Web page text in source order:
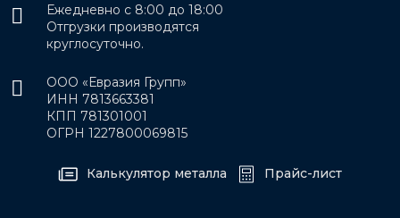
Ежедневно с 8:00 до 18:00
Отгрузки производятся
круглосуточно.
ООО «Евразия Групп»
ИНН 7813663381
КПП 781301001
ОГРН 1227800069815
Калькулятор металла Прайс-лист